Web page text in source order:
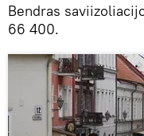
Bendras
66 400.